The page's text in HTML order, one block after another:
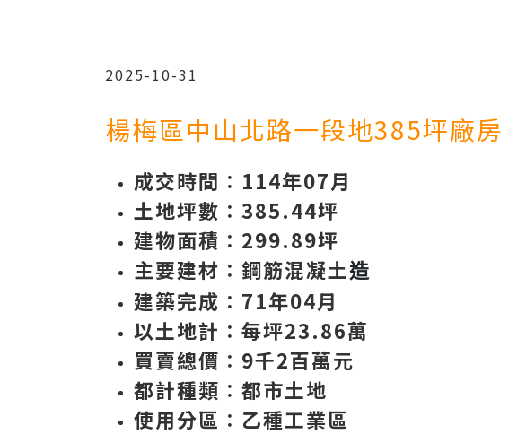
2025-10-31
楊梅區中山北路一段地385坪廠房
成交時間 ∶114年07月
土地坪數 ∶385.44坪
建物面積 ∶299.89坪
主要建材 ∶鋼筋混凝土造
建築完成 ∶71年04月
以土地計 ∶每坪23.86萬
買賣總價 ∶9千2百萬元
都計種類 ∶都市土地
使用分區 ∶乙種工業區